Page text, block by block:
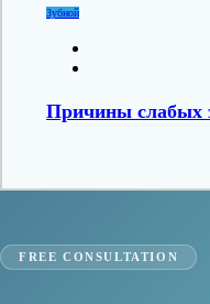
Зубной
Причины слабых
FREE CONSULTATION